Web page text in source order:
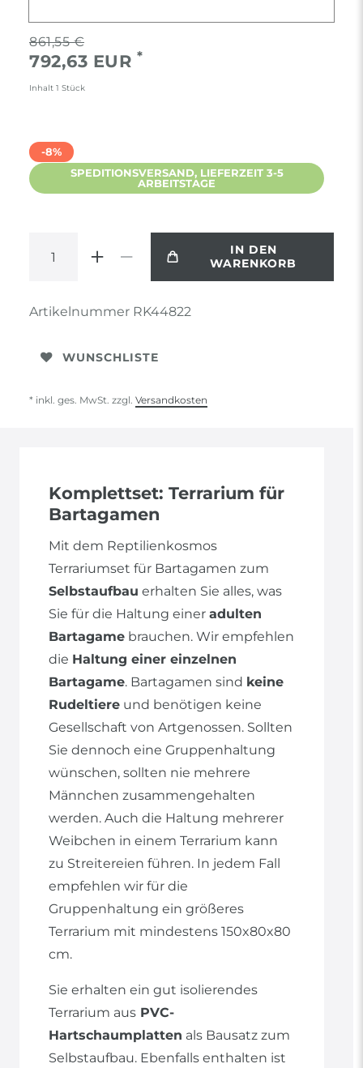
861,55 €
792,63 EUR *
Inhalt 1 Stück
-8%
SPEDITIONSVERSAND, LIEFERZEIT 3-5
ARBEITSTAGE
IN DEN
WARENKORB
Artikelnummer RK44822
WUNSCHLISTE
* inkl. ges. MwSt. zzgl. Versandkosten
Komplettset: Terrarium für
Bartagamen
Mit dem Reptilienkosmos
Terrariumset für Bartagamen zum
Selbstaufbau erhalten Sie alles, was
Sie für die Haltung einer adulten
Bartagame brauchen. Wir empfehlen
die Haltung einer einzelnen
Bartagame. Bartagamen sind keine
Rudeltiere und benötigen keine
Gesellschaft von Artgenossen. Sollten
Sie dennoch eine Gruppenhaltung
wünschen, sollten nie mehrere
Männchen zusammengehalten
werden. Auch die Haltung mehrerer
Weibchen in einem Terrarium kann
zu Streitereien führen. In jedem Fall
empfehlen wir für die
Gruppenhaltung ein größeres
Terrarium mit mindestens 150x80x80
cm.
Sie erhalten ein gut isolierendes
Terrarium aus PVC-
Hartschaumplatten als Bausatz zum
Selbstaufbau. Ebenfalls enthalten ist